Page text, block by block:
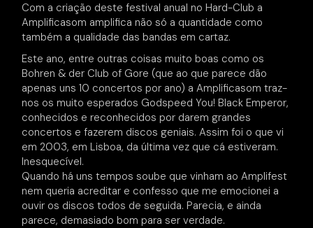
Com a criação deste festival anual no Hard-Club a
Amplificasom amplifica não só a quantidade como
também a qualidade das bandas em cartaz.
Este ano, entre outras coisas muito boas como os
Bohren & der Club of Gore (que ao que parece dão
apenas uns 10 concertos por ano) a Amplificasom traz-
nos os muito esperados Godspeed You! Black Emperor,
conhecidos e reconhecidos por darem grandes
concertos e fazerem discos geniais. Assim foi o que vi
em 2003, em Lisboa, da última vez que cá estiveram.
Inesquecível.
Quando há uns tempos soube que vinham ao Amplifest
nem queria acreditar e confesso que me emocionei a
ouvir os discos todos de seguida. Parecia, e ainda
parece, demasiado bom para ser verdade.